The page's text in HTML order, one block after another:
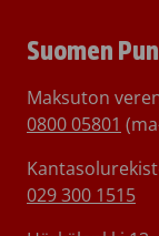
Suomen
Maksuton
0800 05801
029 300 1515